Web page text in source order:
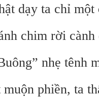
dạy ta chỉ một
chim rời
nhẹ tênh
muộn phiền, ta